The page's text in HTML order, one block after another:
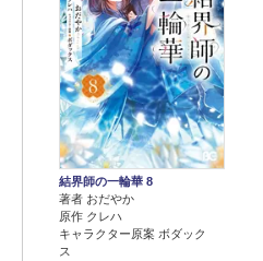
結界師の一輪華 8
著者 おだやか
原作 クレハ
キャラクター原案 ボダック
ス